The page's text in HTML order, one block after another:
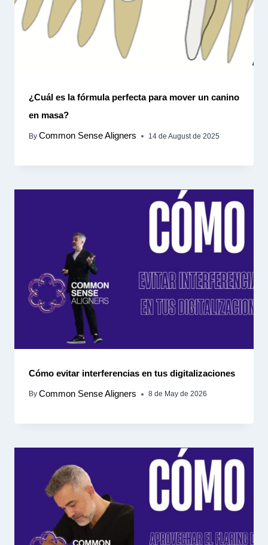
¿Cuál es la fórmula perfecta para mover un canino
en masa?
By Common Sense Aligners 14 de August de 2025
Cómo evitar interferencias en tus digitalizaciones
By Common Sense Aligners 8 de May de 2026